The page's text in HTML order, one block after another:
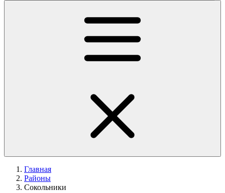
Главная
Районы
Сокольники